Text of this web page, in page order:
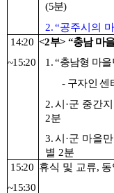
(5분)
2.“공주시의
14:20
~15:20
<2부> “충남 마
1. “충남형 마
- 구자인 센
2.시 ·군 중간
2분
3.시 ·군 마을
별2분
15:20
~15:30
휴식 및 교류, 동